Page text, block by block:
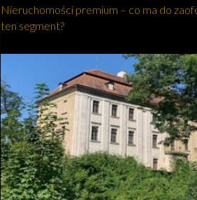
Nieruchomości premium – co ma do
ten segment?